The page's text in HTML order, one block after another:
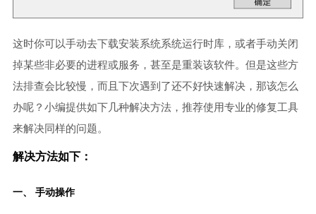
这时你可以手动去下载安装系统系统运行时库，或者手动关闭
掉某些非必要的进程或服务，甚至是重装该软件。但是这些方
法排查会比较慢，而且下次遇到了还不好快速解决，那该怎么
办呢？小编提供如下几种解决方法，推荐使用专业的修复工具
来解决同样的问题。
解决方法如下：
一、 手动操作